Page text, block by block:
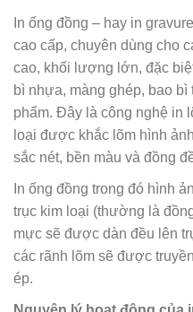
In ống đồng – hay in
cao cấp, chuyên dùng cho
cao, khối lượng lớn, đặc
bì nhựa, màng ghép, bao
phẩm. Đây là công nghệ in
loại được khắc lõm hình
sắc nét, bền màu và đồng
In ống đồng trong đó hình
trục kim loại (thường là
mực sẽ được dàn đều lên
các rãnh lõm sẽ được
ép.